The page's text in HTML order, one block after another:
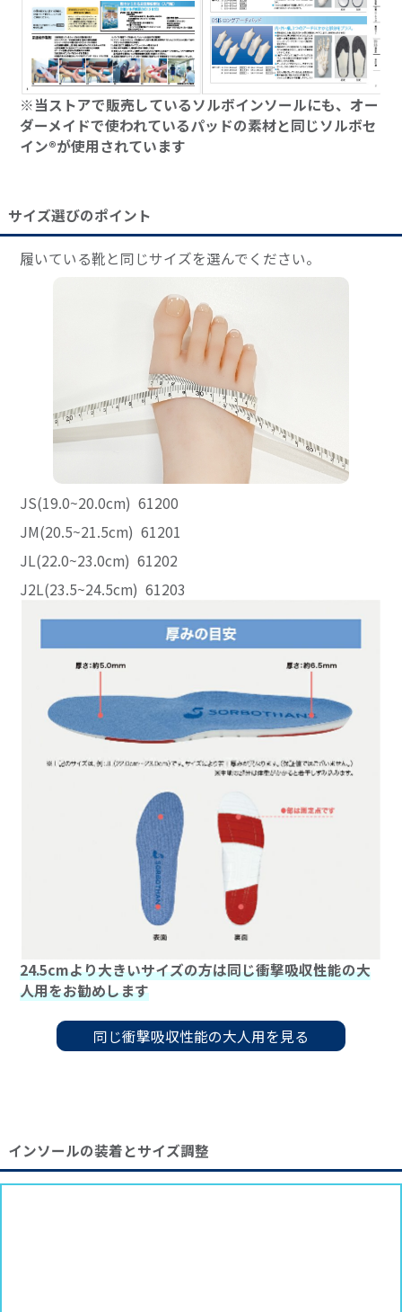
※当ストアで販売しているソルボインソールにも、オー
ダーメイドで使われているパッドの素材と同じソルボセ
イン®が使用されています
サイズ選びのポイント
履いている靴と同じサイズを選んでください。
JS(19.0~20.0cm) 61200
JM(20.5~21.5cm) 61201
JL(22.0~23.0cm) 61202
J2L(23.5~24.5cm) 61203
24.5cmより大きいサイズの方は同じ衝撃吸収性能の大
人用をお勧めします
同じ衝撃吸収性能の大人用を見る
インソールの装着とサイズ調整